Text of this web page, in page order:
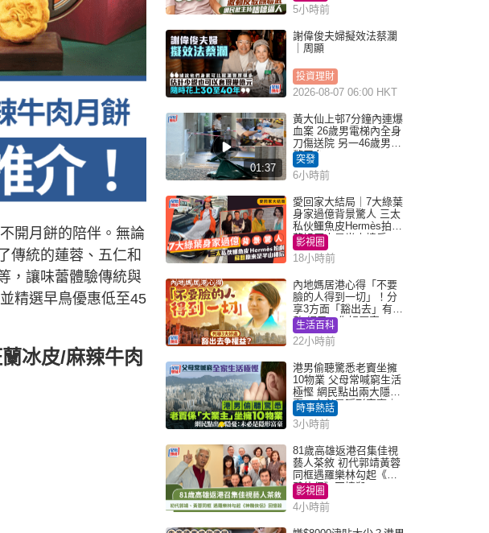
開月餅的陪伴。無論
傳統的蓮蓉、五仁和
，讓味蕾體驗傳統與
精選早鳥優惠低至45
冰皮/麻辣牛肉
5小時前
謝偉俊夫婦擬效法蔡瀾
｜周顯
投資理財
2026-08-07 06:00 HKT
01:37
黃大仙上邨7分鐘內連爆
血案 26歲男電梯內全身
刀傷送院 另一46歲男倒
斃平台
突發
6小時前
愛回家大結局｜7大綠葉
身家過億背景驚人 三太
私伙鱷魚皮Hermès拍劇
蘇姐原來是半山樓后
影視圈
18小時前
內地媽居港心得「不要
臉的人得到一切」！分
享3方面「豁出去」有著
數 網民：你好厲害
生活百科
22小時前
港男偷聽驚悉老竇坐擁
10物業 父母常喊窮生活
極慳 網民點出兩大隱
憂：未必是隱形富豪｜
Juicy叮
時事熱話
3小時前
81歲高雄返港召集佳視
藝人茶敘 初代郭靖黃蓉
同框遇羅樂林勾起《神
鵰俠侶》回憶殺
影視圈
4小時前